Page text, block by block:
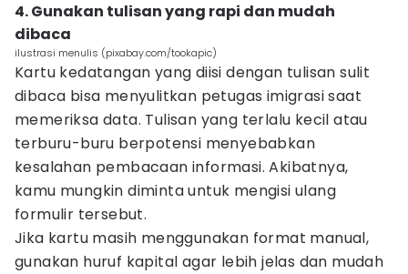
4. Gunakan tulisan yang rapi dan mudah
dibaca
ilustrasi menulis (pixabay.com/tookapic)
Kartu kedatangan yang diisi dengan tulisan sulit
dibaca bisa menyulitkan petugas imigrasi saat
memeriksa data. Tulisan yang terlalu kecil atau
terburu-buru berpotensi menyebabkan
kesalahan pembacaan informasi. Akibatnya,
kamu mungkin diminta untuk mengisi ulang
formulir tersebut.
Jika kartu masih menggunakan format manual,
gunakan huruf kapital agar lebih jelas dan mudah